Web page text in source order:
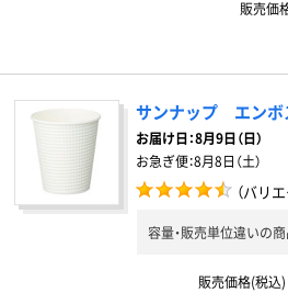
販売価
サンナップ エン
お届け日：8月9日（日）
お急ぎ便：8月8日（土）
（バリ
容量・販売単位違いの
販売価格(税込)